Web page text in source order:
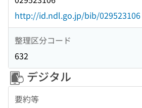
http://id.ndl.go.jp/bib/029523106
整理区分コード
632
デジタル
要約等